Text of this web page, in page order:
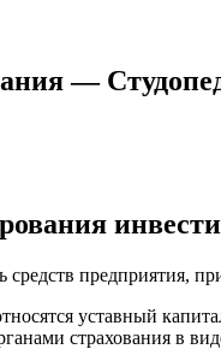
—
предприятия,
уставный
страхования в